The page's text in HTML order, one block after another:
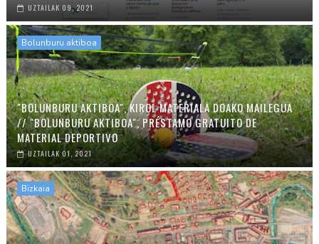
UZTAILAK 09, 2021
Bolunburu aktiboa
"BOLUNBURU AKTIBOA", KIROL MATERIALA DOAKO MAILEGUA
// "BOLUNBURU AKTIBOA", PRÉSTAMO GRATUITO DE
MATERIAL DEPORTIVO
UZTAILAK 01, 2021
Bizkaia